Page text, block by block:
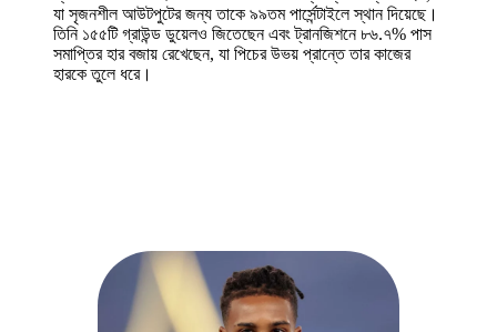
যা সৃজনশীল আউটপুটের জন্য তাকে ৯৯তম পার্সেন্টাইলে স্থান দিয়েছে।
তিনি ১৫৫টি গ্রাউন্ড ডুয়েলও জিতেছেন এবং ট্রানজিশনে ৮৬.৭% পাস
সমাপ্তির হার বজায় রেখেছেন, যা পিচের উভয় প্রান্তে তার কাজের
হারকে তুলে ধরে।